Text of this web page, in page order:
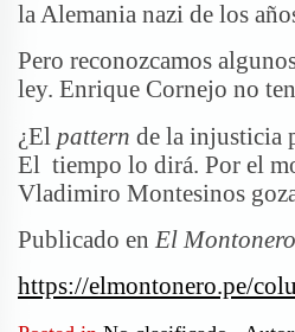
la Alemania nazi de los
Pero reconozcamos
ley. Enrique Cornejo no
¿El pattern de la injusticia
El tiempo lo dirá. Por el
Vladimiro Montesinos
Publicado en El Montonero
https://elmontonero.pe/